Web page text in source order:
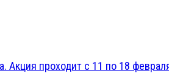
Акция проходит с 11 по 18